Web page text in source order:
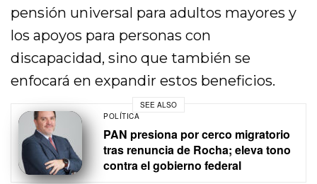
pensión universal para adultos mayores y
los apoyos para personas con
discapacidad, sino que también se
enfocará en expandir estos beneficios.
SEE ALSO
POLÍTICA
PAN presiona por cerco migratorio
tras renuncia de Rocha; eleva tono
contra el gobierno federal